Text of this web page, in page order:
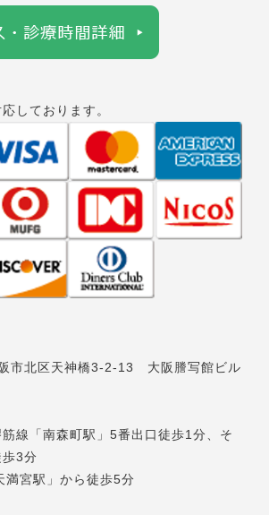
しております。
市北区天神橋3-2-13 大阪謄写館ビル
線「南森町駅」5番出口徒歩1分、そ
3分
満宮駅」から徒歩5分